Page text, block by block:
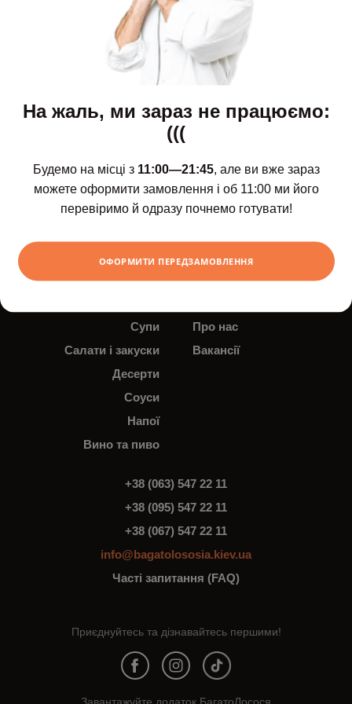
Щодня з 11:00 до 21:45
Сети
Роли та суші
Супи
Салати і закуски
Десерти
Соуси
Напої
Вино та пиво
Контакти
Новини
Про нас
Вакансії
+38 (063) 547 22 11
+38 (095) 547 22 11
+38 (067) 547 22 11
info@bagatolososia.kiev.ua
Часті запитання (FAQ)
Завантажуйте додаток БагатоЛосося
Приєднуйтесь та дізнавайтесь першими!
На жаль, ми зараз не працюємо:
(((
Будемо на місці з 11:00—21:45, але ви вже зараз
можете оформити замовлення і об 11:00 ми його
перевіримо й одразу почнемо готувати!
ОФОРМИТИ ПЕРЕДЗАМОВЛЕННЯ